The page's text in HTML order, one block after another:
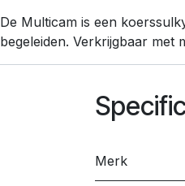
De Multicam is een
begeleiden. Verkrijgbaar met
Merk